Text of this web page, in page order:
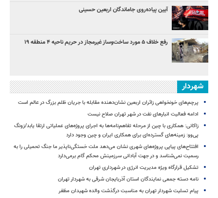
آیین پیاده‌روی جاماندگان اربعین حسینی
رفع خلاف ۵ مورد ساخت‌وساز غیرمجاز در حریم ناحیه ۴ منطقه ۱۹
شهردار
پرچم‌های خونخواهی زائران اربعین نشان‌دهنده مقابله با جریان ظلم بزرگ در عالم است
ادامه فعالیت انبارهای نفت در شهر تهران صلاح نیست
زاکانی: همکاری با چین از مرحله تفاهم‌نامه‌ها به اجرای پروژه‌های عملیاتی ارتقا یابد/زونگ
پی‌وو: زمینه‌های گسترده‌ای برای همکاری ایران و چین وجود دارد
افتتاح‌های پیاپی پروژه‌های شهری نشان می‌دهد ملت خستگی‌ناپذیر ما جنگ تحمیلی را به
رسمیت نمی‌شناسد و در جهت آبادانی سرزمینش محکم گام برمی‌دارد
تشکیل قرارگاه ویژه مدیریت انرژی در شهرداری تهران
نامه دسته جمعی نمایندگان استان آذربایجان شرقی به شهردار تهران
پیام تسلیت شهردار تهران به مناسبت درگذشت والده شهیدان مظفر